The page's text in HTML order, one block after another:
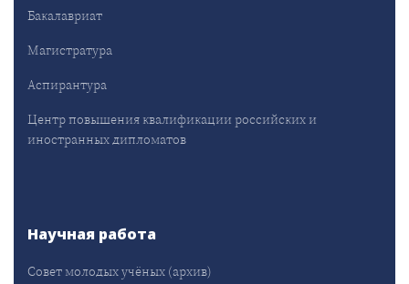
Бакалавриат
Магистратура
Аспирантура
Центр повышения квалификации российских и
иностранных дипломатов
Научная работа
Совет молодых учёных (архив)